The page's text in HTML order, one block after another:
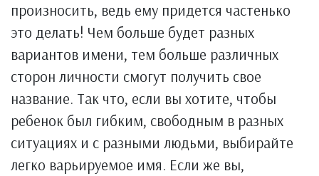
произносить, ведь ему придется частенько
это делать! Чем больше будет разных
вариантов имени, тем больше различных
сторон личности смогут получить свое
название. Так что, если вы хотите, чтобы
ребенок был гибким, свободным в разных
ситуациях и с разными людьми, выбирайте
легко варьируемое имя. Если же вы,